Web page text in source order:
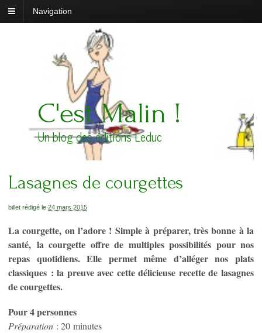
Navigation
C'est Malin !
Un blog des éditions Leduc
Lasagnes de courgettes
billet rédigé le 24 mars 2015
La courgette, on l’adore ! Simple à préparer, très bonne à la
santé, la courgette offre de multiples possibilités pour nos
repas quotidiens. Elle permet même d’alléger nos plats
classiques : la preuve avec cette délicieuse recette de lasagnes
de courgettes.
Pour 4 personnes
Préparation : 20 minutes